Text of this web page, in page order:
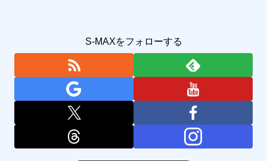
S-MAXをフォローする